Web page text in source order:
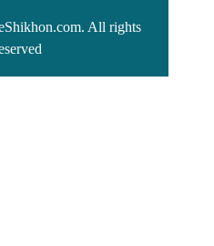
All rights